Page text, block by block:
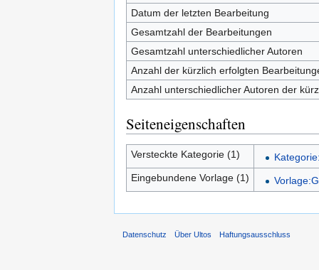
Datum der letzten Bearbeitung
Gesamtzahl der Bearbeitungen
Gesamtzahl unterschiedlicher Autoren
Anzahl der kürzlich erfolgten
Anzahl unterschiedlicher Autoren der
Seiteneigenschaften
Versteckte Kategorie (1)
Eingebundene Vorlage (1)
Datenschutz Über Ultos Haftungsausschluss